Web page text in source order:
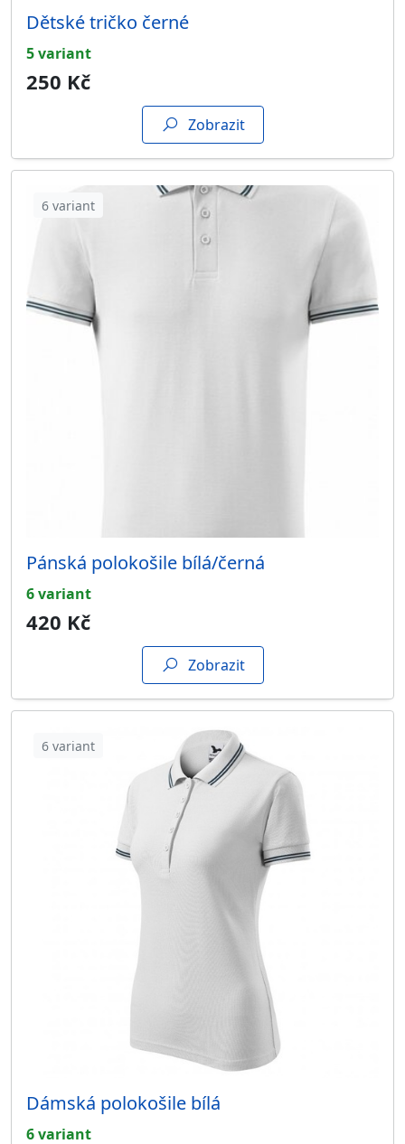
Dětské tričko černé
5 variant
250 Kč
Zobrazit
6 variant
Pánská polokošile bílá/černá
6 variant
420 Kč
Zobrazit
6 variant
Dámská polokošile bílá
6 variant